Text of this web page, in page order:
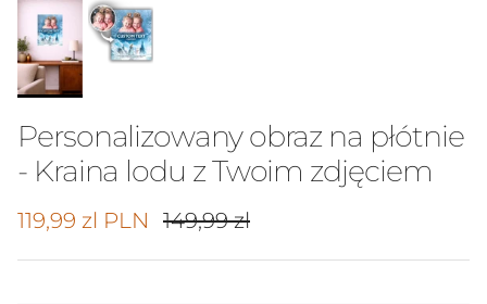
Personalizowany obraz na płótnie
- Kraina lodu z Twoim zdjęciem
Cena promocyjna
119,99 zl PLN Cena regularna
149,99 zl